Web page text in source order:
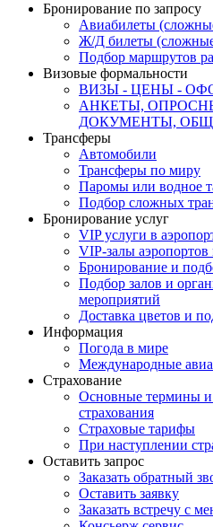
Бронирование по запросу
Авиабилеты
Ж/Д билеты
Подбор маршрутов
Визовые формальности
ВИЗЫ - ЦЕНЫ -
АНКЕТЫ,
ДОКУМЕНТЫ,
Трансферы
Автомобили
Трансферы по миру
Паромы или водное
Подбор сложных
Бронирование услуг
VIP услуги в
VIP-залы аэропортов
Бронирование и
Подбор залов и
мероприятий
Доставка цветов и
Информация
Погода в мире
Международные
Страхование
Основные термины и
страхования
Страховые тарифы
При наступлении
Оставить запрос
Заказать обратный
Оставить заявку
Заказать встречу с